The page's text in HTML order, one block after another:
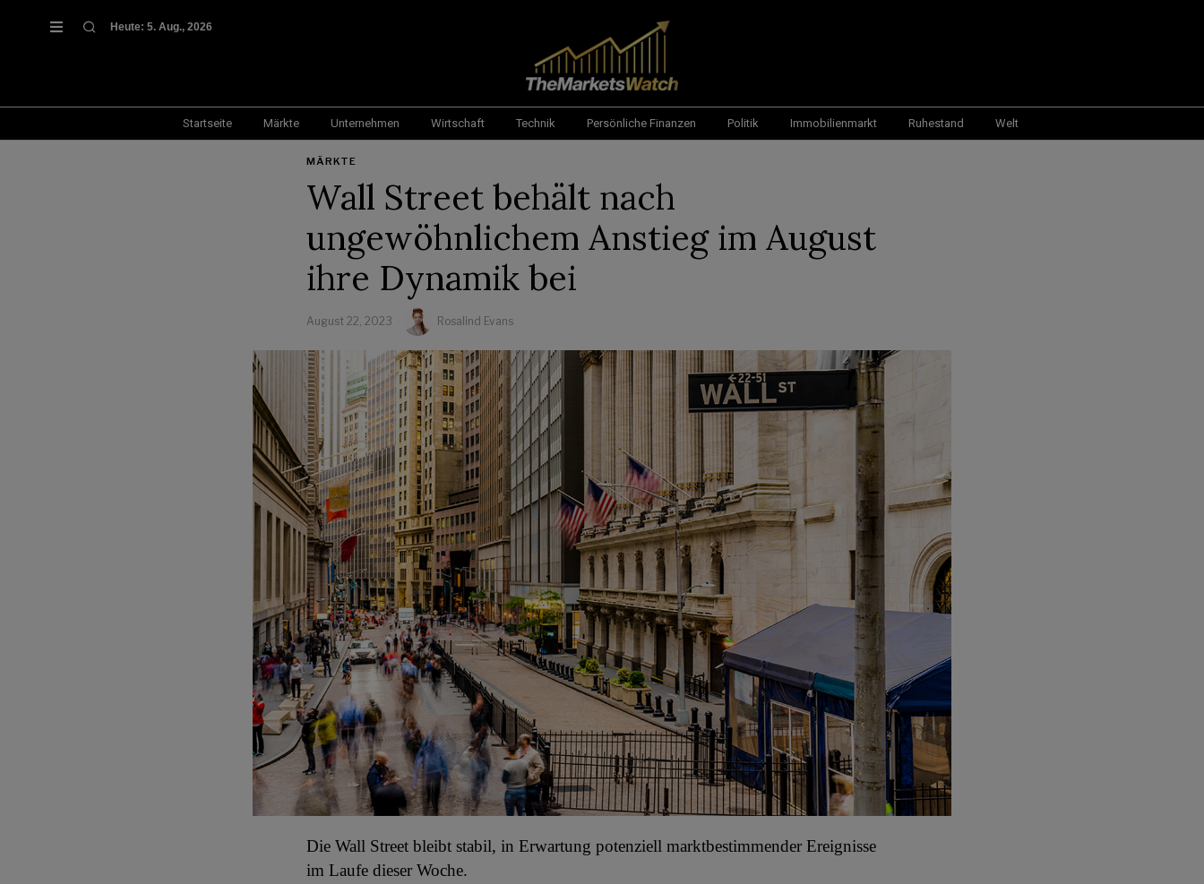
Heute: 5. Aug., 2026
Startseite Märkte Unternehmen Wirtschaft Technik Persönliche Finanzen Politik Immobilienmarkt Ruhestand Welt
MÄRKTE
Wall Street behält nach
ungewöhnlichem Anstieg im August
ihre Dynamik bei
August 22, 2023 Rosalind Evans
Die Wall Street bleibt stabil, in Erwartung potenziell marktbestimmender Ereignisse
im Laufe dieser Woche.